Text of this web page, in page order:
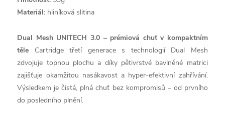
Materiál: hliníková slitina
Dual Mesh UNITECH 3.0 – prémiová chuť v kompaktním
těle Cartridge třetí generace s technologií Dual Mesh
zdvojuje topnou plochu a díky pětivrstvé bavlněné matrici
zajišťuje okamžitou nasákavost a hyper-efektivní zahřívání.
Výsledkem je čistá, plná chuť bez kompromisů – od prvního
do posledního plnění.